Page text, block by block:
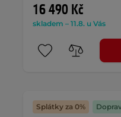
16 490 Kč
skladem – 11.8. u Vás
Splátky za 0%